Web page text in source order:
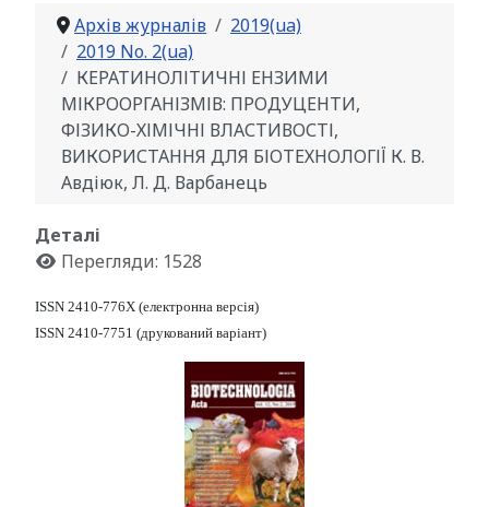
Архів журналів
2019(ua)
2019 No. 2(ua)
КЕРАТИНОЛІТИЧНІ ЕНЗИМИ
МІКРООРГАНІЗМІВ: ПРОДУЦЕНТИ,
ФІЗИКО-ХІМІЧНІ ВЛАСТИВОСТІ,
ВИКОРИСТАННЯ ДЛЯ БІОТЕХНОЛОГІЇ К. В.
Авдіюк, Л. Д. Варбанець
Деталі
Перегляди: 1528
ISSN 2410-776X (електронна версія)
ISSN 2410-7751 (друкований варіант)